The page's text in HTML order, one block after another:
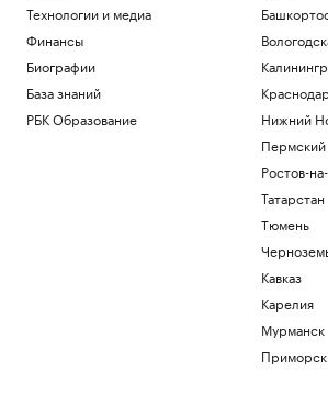
Технологии и медиа
Финансы
Биографии
База знаний
РБК Образование
Нижний
Пермский
Ростов-
Татарстан
Тюмень
Кавказ
Карелия
Мурманск